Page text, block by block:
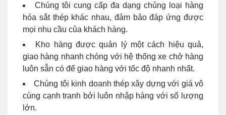
Chúng tôi cung cấp đa dạng chủng loại hàng
hóa sắt thép khác nhau, đảm bảo đáp ứng được
mọi nhu cầu của khách hàng.
Kho hàng được quản lý một cách hiệu quả,
giao hàng nhanh chóng với hệ thống xe chở hàng
luôn sẵn có để giao hàng với tốc độ nhanh nhất.
Chúng tôi kinh doanh thép xây dựng với giá vô
cùng cạnh tranh bởi luôn nhập hàng với số lượng
lớn.